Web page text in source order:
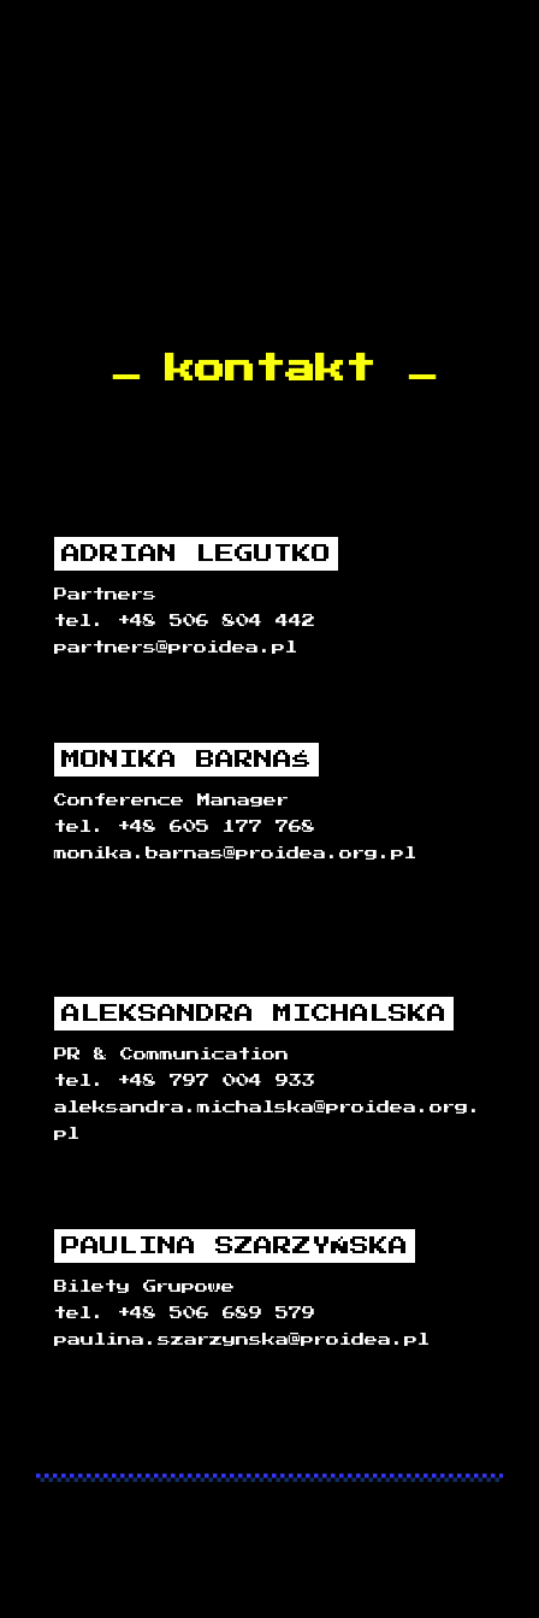
kontakt
ADRIAN LEGUTKO
Partners
tel. +48 506 804 442
partners@proidea.pl
MONIKA BARNAŚ
Conference Manager
tel. +48 605 177 768
monika.barnas@proidea.org.pl
ALEKSANDRA MICHALSKA
PR & Communication
tel. +48 797 004 933
aleksandra.michalska@proidea.org.
pl
PAULINA SZARZYŃSKA
Bilety Grupowe
tel. +48 506 689 579
paulina.szarzynska@proidea.pl